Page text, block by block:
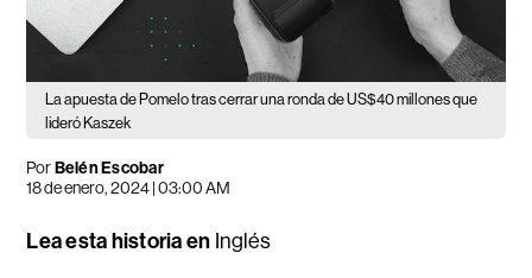
La apuesta de Pomelo tras cerrar una ronda de US$40 millones que
lideró Kaszek
PorBelén Escobar
18 de enero, 2024 | 03:00 AM
Lea esta historia en Inglés